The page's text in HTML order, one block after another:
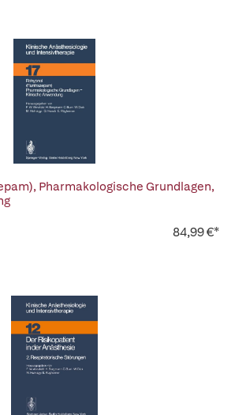
Pharmakologische Grundlagen,
84,99 €*